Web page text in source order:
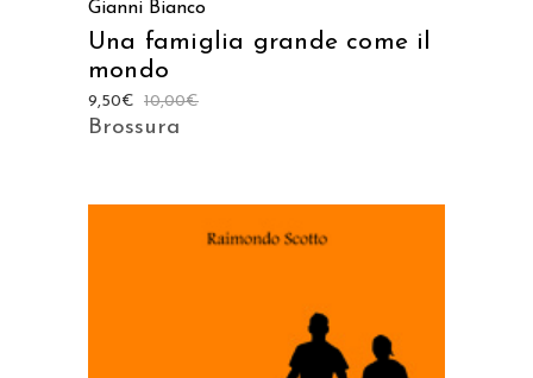
Gianni Bianco
Una famiglia grande come il
mondo
10,00€
9,50€
Brossura